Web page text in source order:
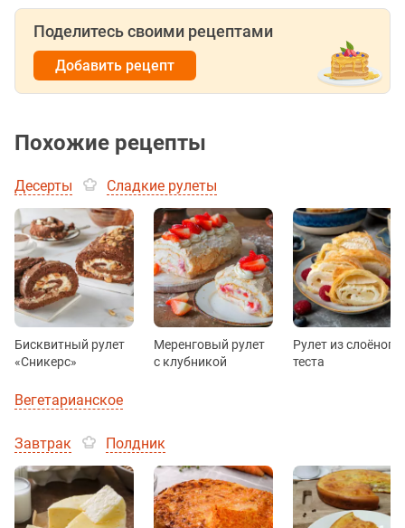
Поделитесь своими рецептами
Добавить рецепт
Похожие рецепты
Десерты Сладкие рулеты
Бисквитный рулет
«Сникерс»
Меренговый рулет
с клубникой
Рулет из слоёного
теста
Вегетарианское
Завтрак Полдник